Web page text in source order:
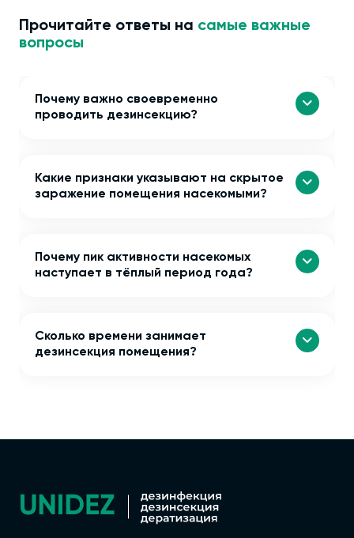
Прочитайте ответы на самые важные
вопросы
Почему важно своевременно
проводить дезинсекцию?
Какие признаки указывают на скрытое
заражение помещения насекомыми?
Почему пик активности насекомых
наступает в тёплый период года?
Сколько времени занимает
дезинсекция помещения?